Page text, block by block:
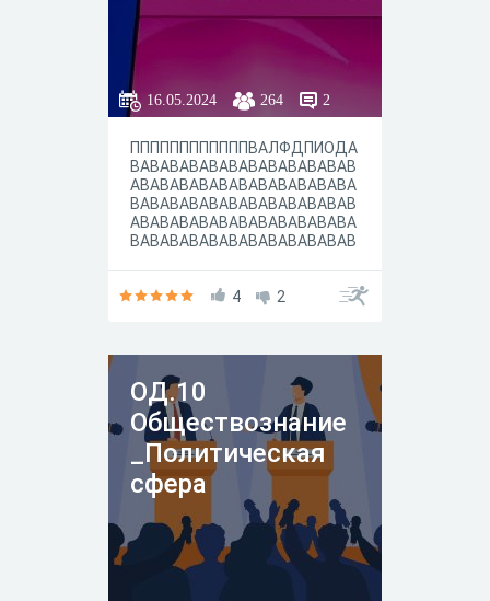
16.05.2024 264 2
ППППППППППППВАЛФДПИОДА
ВАВАВАВАВАВАВАВАВАВАВАВ
АВАВАВАВАВАВАВАВАВАВАВА
ВАВАВАВАВАВАВАВАВАВАВАВ
АВАВАВАВАВАВАВАВАВАВАВА
ВАВАВАВАВАВАВАВАВАВАВАВ
АВАВАВАВАВАВАВАВАВАВАВА
ВАВАВАВАВАВАВАВАВАВАВАВ
АВАВАВАВАВАВАВАВАВАВАВА
ВАВАВАВАВАВАВАВАВАВАВАВ
АВАВАВАВАВАВАВАВАВАВАВА
ВАВАВАВАВАВАВАВАВАВАВАВ
АВАВАВАВАВАВАВАВАВАВАВА
ВАВАВАВАВАВАВАВАВАВАВАВ
АВАВАВАВАВАВАВАВАВАВАВА
ВАВАВАВАВАВАВАВАВАВАВАВ
АВАВАВАВАВАВАВАВАВАВАВА
ВАВАВАВАВАВАВАВАВАВАВАВ
АВАВАВАВАВАВАВАВАВАВАВА
ВАВАВАВАВАВАВАВАВАВАВАВ
4 2
ОД.10
Обществознание
_Политическая
сфера